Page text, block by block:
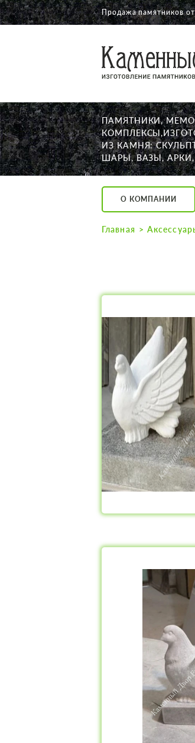
О
КАТАЛОГ
НАШИ
АКЦИИ
Продажа памятников
ПАМЯТНИКИ,
ИЗ КАМНЯ:
ШАРЫ, ВАЗЫ,
О КОМПАНИИ
Главная